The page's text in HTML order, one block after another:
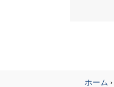
ホーム ›